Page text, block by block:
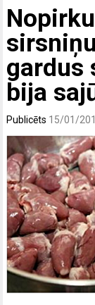
gardus
bija
Publicēts 15/01/